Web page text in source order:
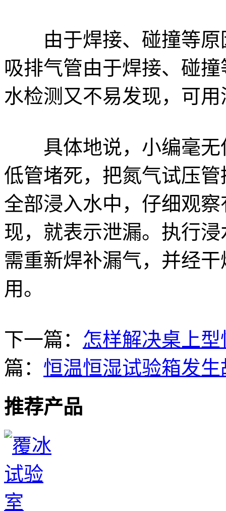
由于焊接、碰撞等原
吸排气管由于焊接、碰
水检测又不易发现，可
具体地说，小编毫无
低管堵死，把氮气试压
全部浸入水中，仔细观
现，就表示泄漏。执行
需重新焊补漏气，并经
用。
下一篇： 怎样解决桌上
篇： 恒温恒湿试验箱发
推荐产品